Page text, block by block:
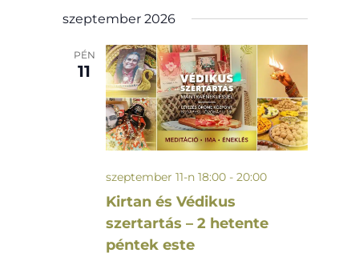
szeptember 2026
PÉN
11
Kirtan és Védikus
szertartás – 2 hetente
péntek este
szeptember 11-n 18:00 -20:00